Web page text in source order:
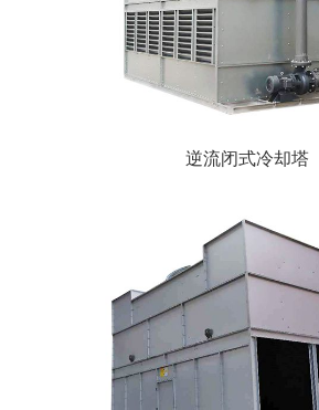
逆流闭式冷却塔